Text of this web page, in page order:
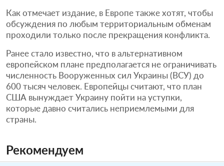
Как отмечает издание, в Европе также хотят, чтобы
обсуждения по любым территориальным обменам
проходили только после прекращения конфликта.
Ранее стало известно, что в альтернативном
европейском плане предполагается не ограничивать
численность Вооруженных сил Украины (ВСУ) до
600 тысяч человек. Европейцы считают, что план
США вынуждает Украину пойти на уступки,
которые давно считались неприемлемыми для
страны.
Рекомендуем